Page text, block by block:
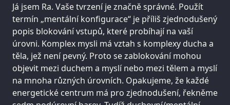
Já jsem Ra. Vaše tvrzení je značně správné. Použít
termín „mentální konfigurace“ je příliš zjednodušený
popis blokování vstupů, které probíhají na vaší
úrovni. Komplex mysli má vztah s komplexy ducha a
těla, jež není pevný. Proto se zablokování mohou
objevit mezi duchem a myslí nebo mezi tělem a myslí
na mnoha různých úrovních. Opakujeme, že každé
energetické centrum má pro zjednodušení, řekněme